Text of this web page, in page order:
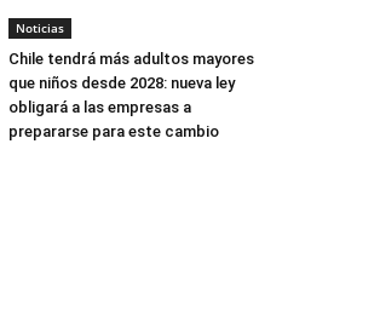
Noticias
Chile tendrá más adultos mayores
que niños desde 2028: nueva ley
obligará a las empresas a
prepararse para este cambio